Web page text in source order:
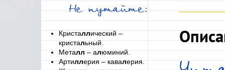
Не путайте:
Кристаллический –
кристальный.
Металл– алюминий.
Артиллерия – кавалерия.